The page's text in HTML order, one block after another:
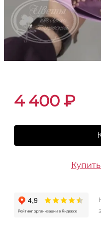
4 400 ₽